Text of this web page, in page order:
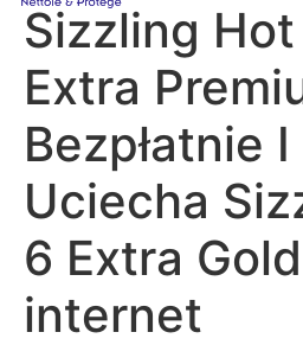
Sizzling
Extra
Bezpłatnie
Uciecha
6 Extra
internet